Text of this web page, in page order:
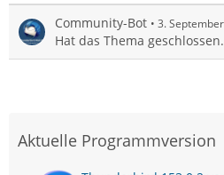
Community-Bot 3.
Hat das Thema geschlossen.
Aktuelle Programmversion